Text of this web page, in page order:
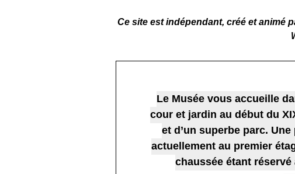
Ce site est indépendant, créé et animé
Le Musée vous accueille
cour et jardin au début du
et d’un superbe parc.
actuellement au premier
chaussée étant